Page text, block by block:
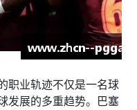
职业轨迹不仅是一名球
发展的多重趋势。巴塞